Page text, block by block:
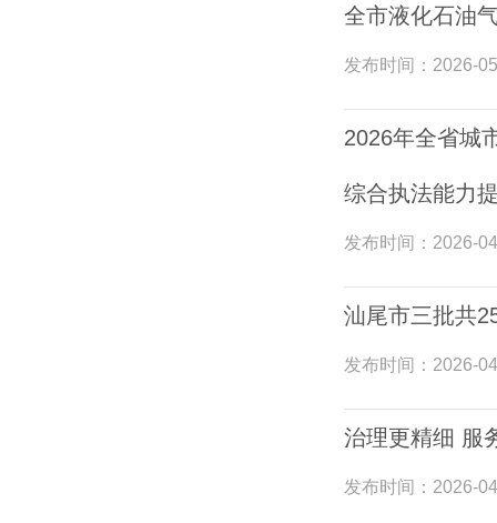
全市液化石油
发布时间： 2026-
2026年全省城
综合执法能力
发布时间： 2026-
汕尾市三批共
发布时间： 2026-
治理更精细 服
发布时间： 2026-